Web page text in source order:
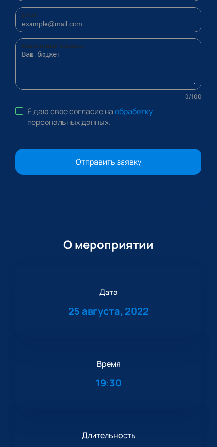
Email
Комментарий к заявке
0/100
Я даю свое согласие наобработку
персональных данных.
Отправить заявку
О мероприятии
Дата
25 августа, 2022
Время
19:30
Длительность